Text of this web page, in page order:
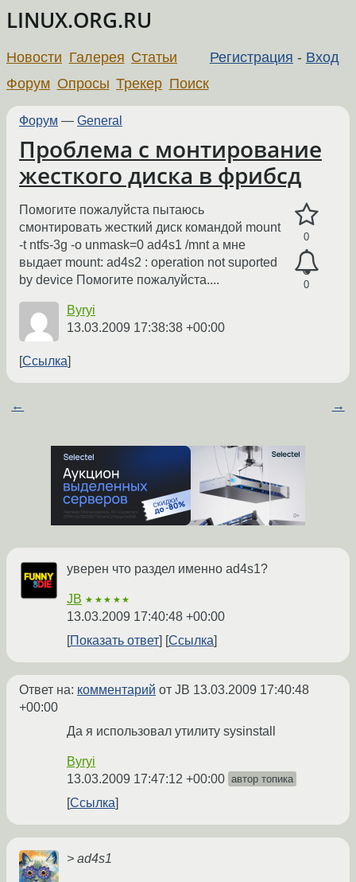
LINUX.ORG.RU
Регистрация - Вход
Новости Галерея Статьи
Форум Опросы Трекер Поиск
Форум — General
Проблема с монтирование
жесткого диска в фрибсд
0
0
Помогите пожалуйста пытаюсь
смонтировать жесткий диск командой mount
-t ntfs-3g -o unmask=0 ad4s1 /mnt а мне
выдает mount: ad4s2 : operation not suported
by device Помогите пожалуйста....
Byryi
13.03.2009 17:38:38 +00:00
Ссылка
← →
уверен что раздел именно ad4s1?
JB ★★★★★
13.03.2009 17:40:48 +00:00
Показать ответ
Ссылка
Ответ на: комментарий от JB 13.03.2009 17:40:48
+00:00
Да я использовал утилиту sysinstall
Byryi
13.03.2009 17:47:12 +00:00 автор топика
Ссылка
> ad4s1